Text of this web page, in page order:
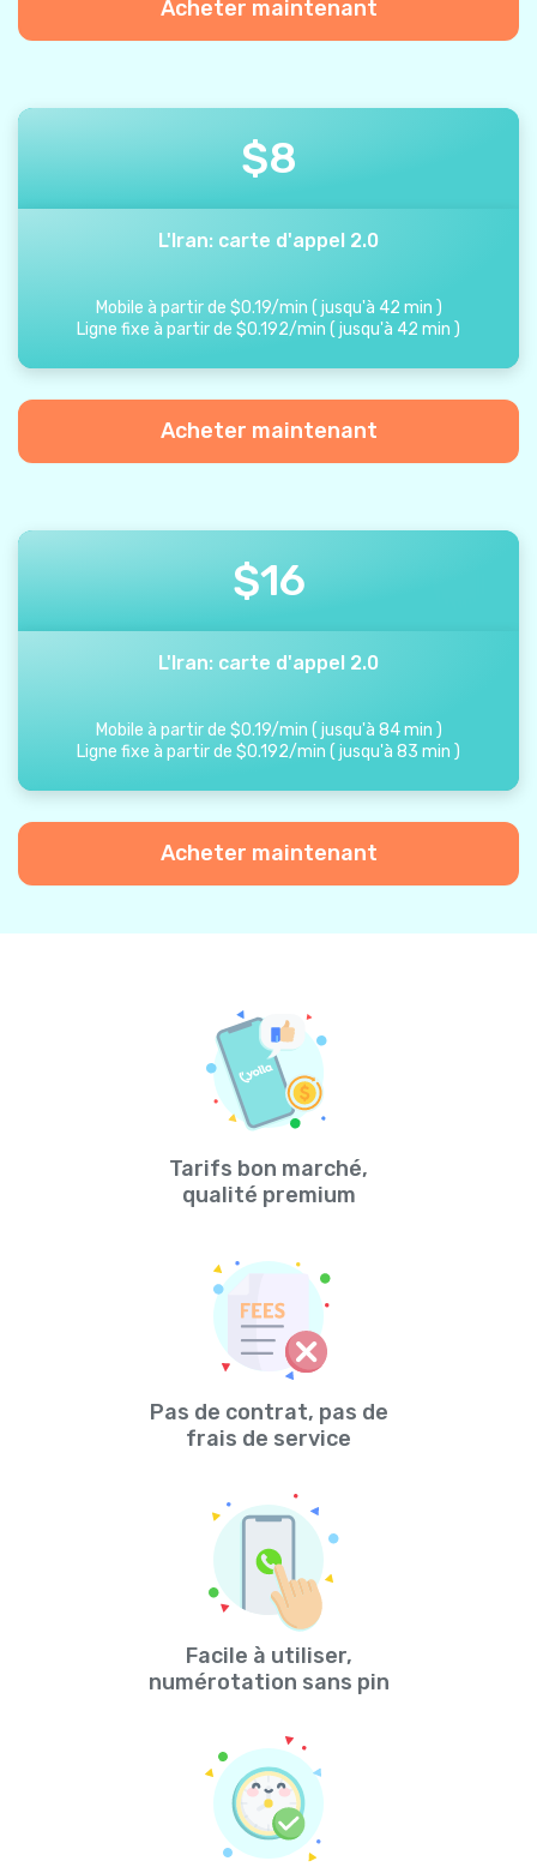
Acheter maintenant
$8
L'Iran: carte d'appel 2.0
Mobile à partir de $0.19/min ( jusqu'à 42 min )
Ligne fixe à partir de $0.192/min ( jusqu'à 42 min )
Acheter maintenant
$16
L'Iran: carte d'appel 2.0
Mobile à partir de $0.19/min ( jusqu'à 84 min )
Ligne fixe à partir de $0.192/min ( jusqu'à 83 min )
Acheter maintenant
Tarifs bon marché,
qualité premium
Pas de contrat, pas de
frais de service
Facile à utiliser,
numérotation sans pin